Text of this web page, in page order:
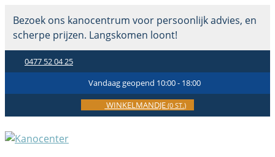
Bezoek ons kanocentrum voor persoonlijk advies, en
scherpe prijzen. Langskomen loont!
0477 52 04 25
Vandaag geopend 10:00 - 18:00
WINKELMANDJE(0 ST.)